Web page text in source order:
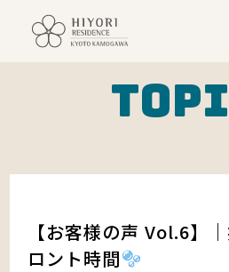
TOP
トップに戻る
BREAKFAST
朝食
【お客様の声 Vol.6】
ロント時間